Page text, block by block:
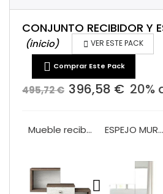
CONJUNTO RECIBIDOR Y
(inicio)  VER ESTE PACK
 Comprar Este Pack
495,72 € 396,58 € 20%
Mueble recibidor un cajon VA1008 ESPEJO MURAL VA2004